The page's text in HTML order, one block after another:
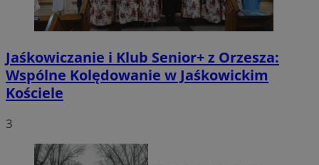
Jaśkowiczanie i Klub Senior+ z Orzesza:
Wspólne Kolędowanie w Jaśkowickim
Kościele
3